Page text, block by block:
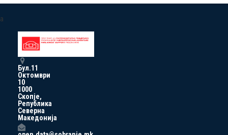
a
Бул.11
Октомври
10
1000
Скопје,
Република
Северна
Македонија